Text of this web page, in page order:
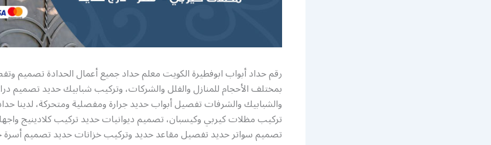
رقم حداد أبواب ابوفطيرة الكويت معلم حداد جميع أعمال الحدادة تصميم
بمختلف الأحجام للمنازل والفلل والشركات، وتركيب شبابيك حديد تصميم
والشبابيك والشرفات تفصيل أبواب حديد جرارة ومفصلية ومتحركة، لدينا
تركيب مظلات كيربي وكيسبان، تصميم ديوانيات حديد تركيب كلادينيج
تصميم سواتر حديد تفصيل مقاعد حديد وتركيب خزانات حديد تصميم أسرة